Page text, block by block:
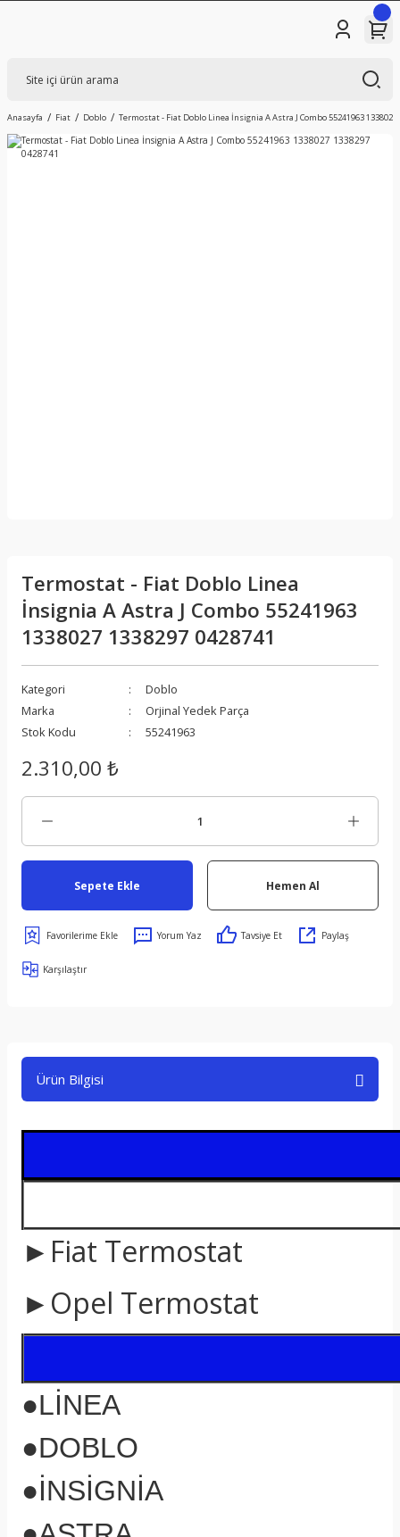
Anasayfa Fiat Doblo Termostat - Fiat Doblo Linea İnsignia A Astra J Combo 55241963 1338027
Termostat - Fiat Doblo Linea
İnsignia A Astra J Combo 55241963
1338027 1338297 0428741
Kategori
Doblo
Marka
Orjinal Yedek Parça
Stok Kodu
55241963
2.310,00 ₺
Sepete Ekle Hemen Al
Yorum Yaz Tavsiye Et Paylaş
Karşılaştır
Ürün Bilgisi
►Fiat Termostat
►Opel Termostat
●LİNEA
●DOBLO
●İNSİGNİA